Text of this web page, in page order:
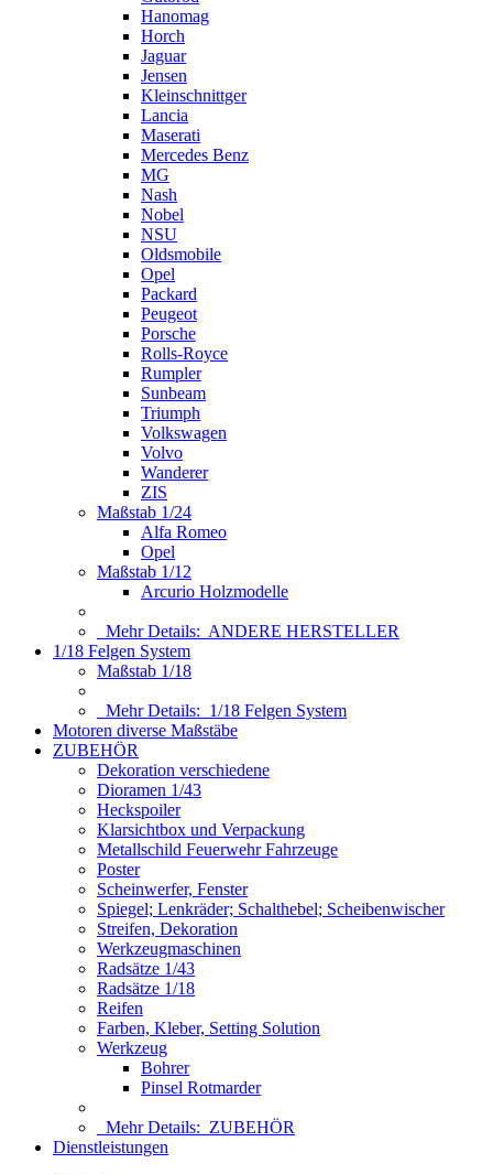
Hanomag
Horch
Jaguar
Jensen
Kleinschnittger
Lancia
Maserati
Mercedes Benz
MG
Nash
Nobel
NSU
Oldsmobile
Opel
Packard
Peugeot
Porsche
Rolls-Royce
Rumpler
Sunbeam
Triumph
Volkswagen
Volvo
Wanderer
ZIS
Maßstab 1/24
Alfa Romeo
Opel
Maßstab 1/12
Arcurio Holzmodelle
Mehr Details: ANDERE HERSTELLER
1/18 Felgen System
Maßstab 1/18
Mehr Details: 1/18 Felgen System
Motoren diverse Maßstäbe
ZUBEHÖR
Dekoration verschiedene
Dioramen 1/43
Heckspoiler
Klarsichtbox und Verpackung
Metallschild Feuerwehr Fahrzeuge
Poster
Scheinwerfer, Fenster
Spiegel; Lenkräder; Schalthebel; Scheibenwischer
Streifen, Dekoration
Werkzeugmaschinen
Radsätze 1/43
Radsätze 1/18
Reifen
Farben, Kleber, Setting Solution
Werkzeug
Bohrer
Pinsel Rotmarder
Mehr Details: ZUBEHÖR
Dienstleistungen